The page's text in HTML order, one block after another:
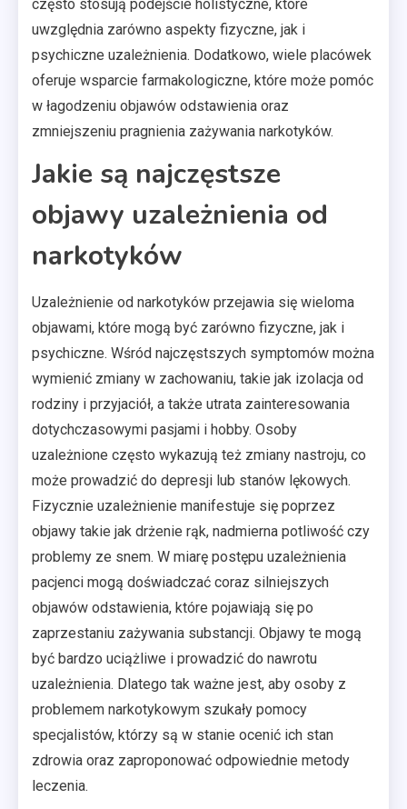
często stosują podejście holistyczne, które
uwzględnia zarówno aspekty fizyczne, jak i
psychiczne uzależnienia. Dodatkowo, wiele placówek
oferuje wsparcie farmakologiczne, które może pomóc
w łagodzeniu objawów odstawienia oraz
zmniejszeniu pragnienia zażywania narkotyków.
Jakie są najczęstsze
objawy uzależnienia od
narkotyków
Uzależnienie od narkotyków przejawia się wieloma
objawami, które mogą być zarówno fizyczne, jak i
psychiczne. Wśród najczęstszych symptomów można
wymienić zmiany w zachowaniu, takie jak izolacja od
rodziny i przyjaciół, a także utrata zainteresowania
dotychczasowymi pasjami i hobby. Osoby
uzależnione często wykazują też zmiany nastroju, co
może prowadzić do depresji lub stanów lękowych.
Fizycznie uzależnienie manifestuje się poprzez
objawy takie jak drżenie rąk, nadmierna potliwość czy
problemy ze snem. W miarę postępu uzależnienia
pacjenci mogą doświadczać coraz silniejszych
objawów odstawienia, które pojawiają się po
zaprzestaniu zażywania substancji. Objawy te mogą
być bardzo uciążliwe i prowadzić do nawrotu
uzależnienia. Dlatego tak ważne jest, aby osoby z
problemem narkotykowym szukały pomocy
specjalistów, którzy są w stanie ocenić ich stan
zdrowia oraz zaproponować odpowiednie metody
leczenia.